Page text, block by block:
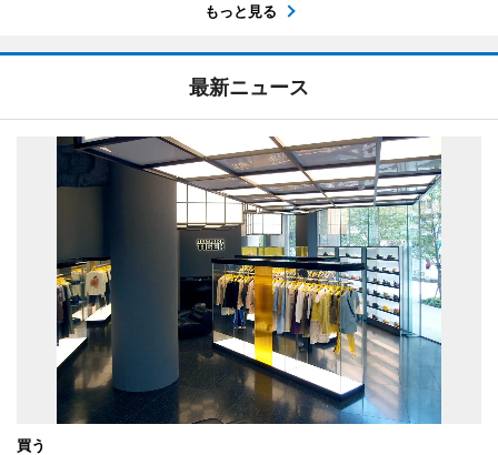
もっと見る
最新ニュース
買う